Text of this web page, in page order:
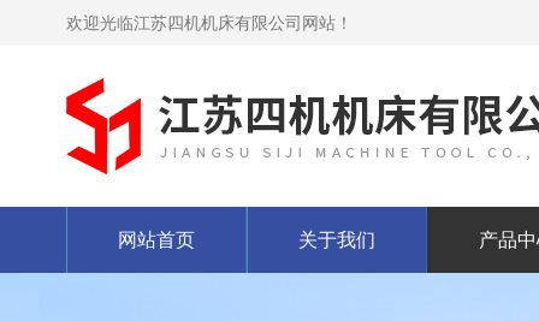
欢迎光临江苏四机机床有限公司网站！
网站首页 关于我们 产品